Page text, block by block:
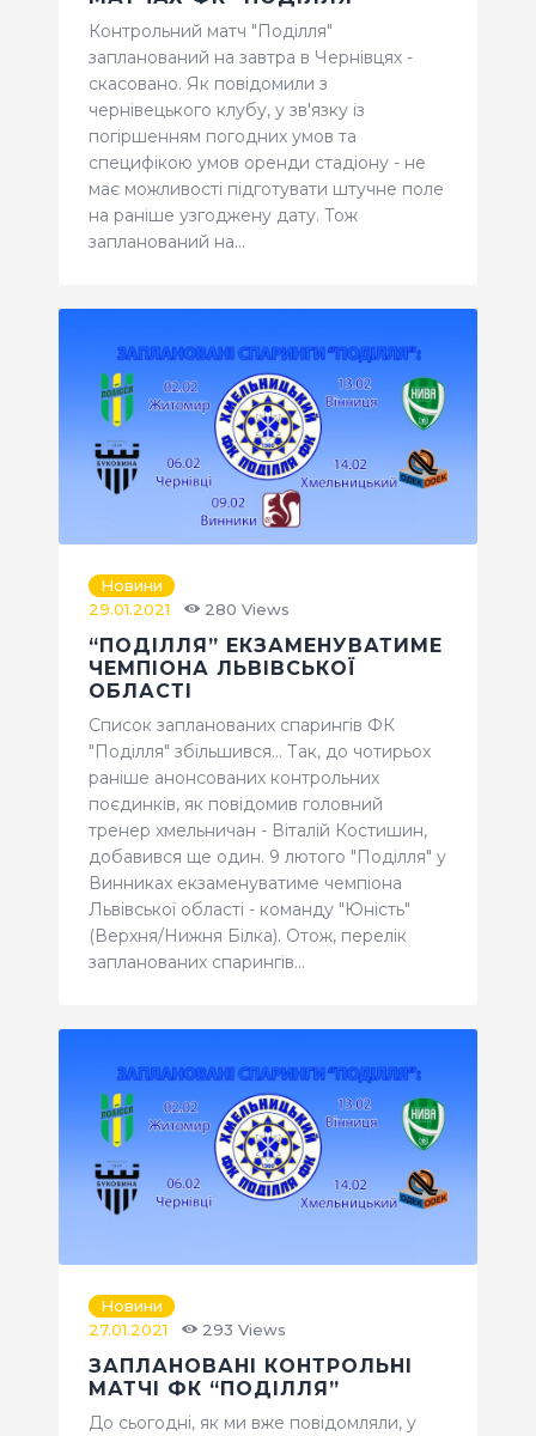
Контрольний матч "Поділля"
запланований на завтра в Чернівцях -
скасовано. Як повідомили з
чернівецького клубу, у зв'язку із
погіршенням погодних умов та
специфікою умов оренди стадіону - не
має можливості підготувати штучне поле
на раніше узгоджену дату. Тож
запланований на…
Новини
29.01.2021
280 Views
“ПОДІЛЛЯ” ЕКЗАМЕНУВАТИМЕ
ЧЕМПІОНА ЛЬВІВСЬКОЇ
ОБЛАСТІ
Список запланованих спарингів ФК
"Поділля" збільшився... Так, до чотирьох
раніше анонсованих контрольних
поєдинків, як повідомив головний
тренер хмельничан - Віталій Костишин,
добавився ще один. 9 лютого "Поділля" у
Винниках екзаменуватиме чемпіона
Львівської області - команду "Юність"
(Верхня/Нижня Білка). Отож, перелік
запланованих спарингів…
Новини
27.01.2021
293 Views
ЗАПЛАНОВАНІ КОНТРОЛЬНІ
МАТЧІ ФК “ПОДІЛЛЯ”
До сьогодні, як ми вже повідомляли, у